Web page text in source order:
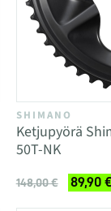
SHIMANO
Ketjupyörä
50T-NK
148,00 € 89,90 €